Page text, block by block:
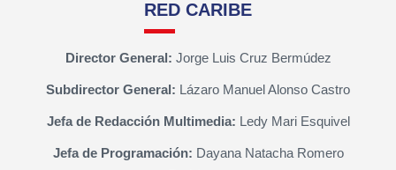
RED CARIBE
Director General: Jorge Luis Cruz Bermúdez
Subdirector General: Lázaro Manuel Alonso Castro
Jefa de Redacción Multimedia: Ledy Mari Esquivel
Jefa de Programación: Dayana Natacha Romero